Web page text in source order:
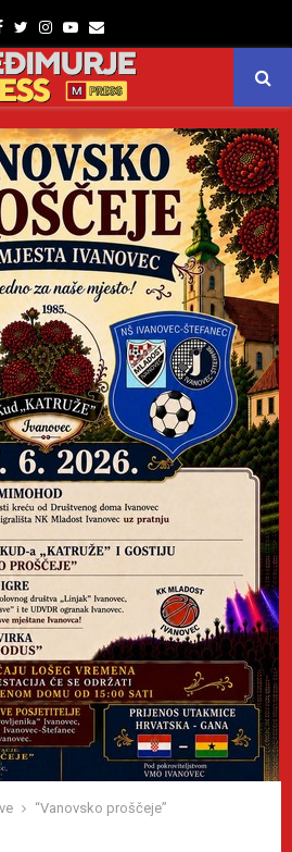
Facebook
TwitterInstagram
Youtube
Email
“Vanovsko proščeje”